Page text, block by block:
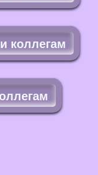
коллегам